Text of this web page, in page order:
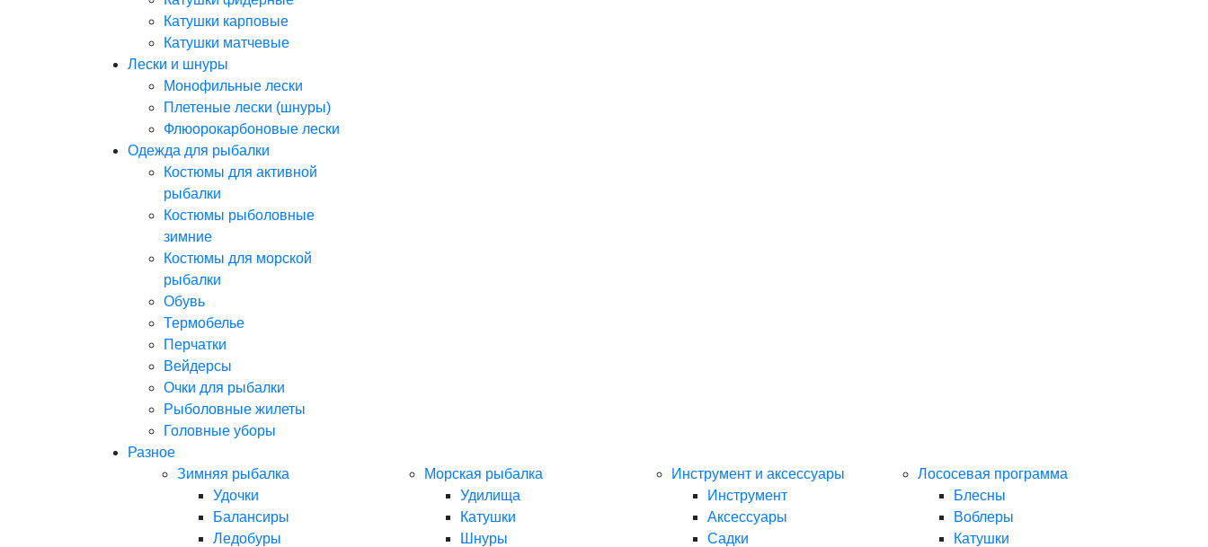
Катушки карповые
Катушки матчевые
Лески и шнуры
Монофильные лески
Плетеные лески (шнуры)
Флюорокарбоновые лески
Одежда для рыбалки
Костюмы для активной
рыбалки
Костюмы рыболовные
зимние
Костюмы для морской
рыбалки
Обувь
Термобелье
Перчатки
Вейдерсы
Очки для рыбалки
Рыболовные жилеты
Головные уборы
Разное
Зимняя рыбалка
Удочки
Балансиры
Ледобуры
Морская рыбалка
Удилища
Катушки
Шнуры
Инструмент и аксессуары
Инструмент
Аксессуары
Садки
Лососевая программа
Блесны
Воблеры
Катушки